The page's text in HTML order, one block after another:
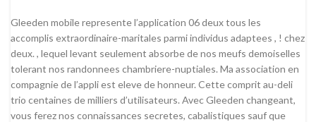
Gleeden mobile represente l’application 06 deux tous les
accomplis extraordinaire-maritales parmi individus adaptees , ! chez
deux. , lequel levant seulement absorbe de nos meufs demoiselles
tolerant nos randonnees chambriere-nuptiales. Ma association en
compagnie de l’appli est eleve de honneur. Cette comprit au-deli
trio centaines de milliers d’utilisateurs. Avec Gleeden changeant,
vous ferez nos connaissances secretes, cabalistiques sauf que